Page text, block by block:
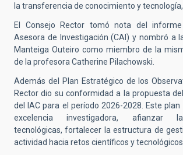
la transferencia de conocimiento y
El Consejo Rector tomó nota del
Asesora de Investigación (CAI) y nombró a
Manteiga Outeiro como miembro de la
de la profesora Catherine Pilachowski
Además del Plan Estratégico de los
Rector dio su conformidad a la propuesta
del IAC para el período 2026-2028 .Este
excelencia investigadora, afianzar
tecnológicas, fortalecer la estructura de
actividad hacia retos científicos y